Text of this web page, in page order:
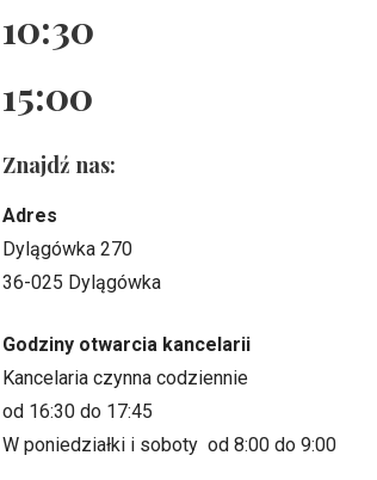
10:30
15:00
Znajdź nas:
Adres
Dylągówka 270
36-025 Dylągówka
Godziny otwarcia kancelarii
Kancelaria czynna codziennie
od 16:30 do 17:45
W poniedziałki i soboty od 8:00 do 9:00